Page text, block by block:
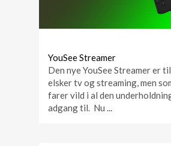
YouSee Streamer
Den nye YouSee Streamer er
elsker tv og streaming, men
farer vild i al den
adgang til. Nu ...